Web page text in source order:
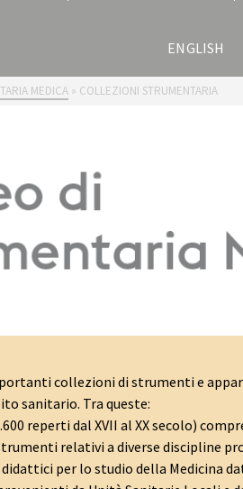
ENGLISH
MEDICA » COLLEZIONI STRUMENTARIA
collezioni di strumenti e
sanitario. Tra queste:
reperti dal XVII al XX secolo)
relativi a diverse discipline
per lo studio della Medicina